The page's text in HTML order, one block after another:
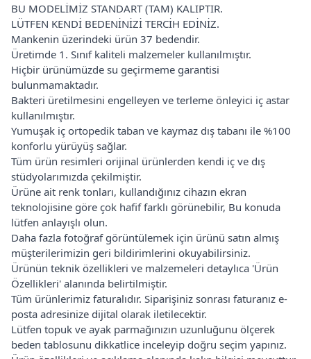
BU MODELİMİZ STANDART (TAM) KALIPTIR.
LÜTFEN KENDİ BEDENİNİZİ TERCİH EDİNİZ.
Mankenin üzerindeki ürün 37 bedendir.
Üretimde 1. Sınıf kaliteli malzemeler kullanılmıştır.
Hiçbir ürünümüzde su geçirmeme garantisi
bulunmamaktadır.
Bakteri üretilmesini engelleyen ve terleme önleyici iç astar
kullanılmıştır.
Yumuşak iç ortopedik taban ve kaymaz dış tabanı ile %100
konforlu yürüyüş sağlar.
Tüm ürün resimleri orijinal ürünlerden kendi iç ve dış
stüdyolarımızda çekilmiştir.
Ürüne ait renk tonları, kullandığınız cihazın ekran
teknolojisine göre çok hafif farklı görünebilir, Bu konuda
lütfen anlayışlı olun.
Daha fazla fotoğraf görüntülemek için ürünü satın almış
müşterilerimizin geri bildirimlerini okuyabilirsiniz.
Ürünün teknik özellikleri ve malzemeleri detaylıca 'Ürün
Özellikleri' alanında belirtilmiştir.
Tüm ürünlerimiz faturalıdır. Siparişiniz sonrası faturanız e-
posta adresinize dijital olarak iletilecektir.
Lütfen topuk ve ayak parmağınızın uzunluğunu ölçerek
beden tablosunu dikkatlice inceleyip doğru seçim yapınız.